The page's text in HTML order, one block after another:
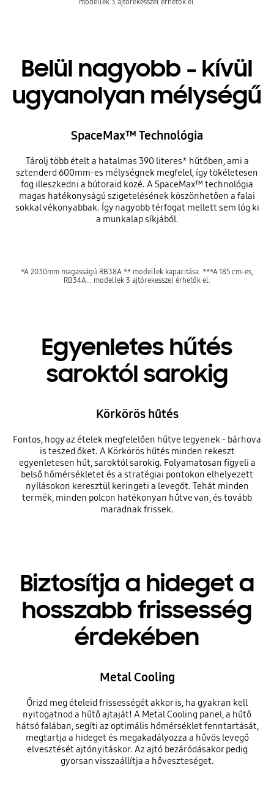
Belül nagyobb - kívül
ugyanolyan mélységű
SpaceMax™ Technológia
Tárolj több ételt a hatalmas 390 literes* hűtőben, ami a
sztenderd 600mm-es mélységnek megfelel, így tökéletesen
fog illeszkedni a bútoraid közé. A SpaceMax™ technológia
magas hatékonyságú szigetelésének köszönhetően a falai
sokkal vékonyabbak. Így nagyobb térfogat mellett sem lóg ki
a munkalap síkjából.
*A 2030mm magasságú RB38A ** modellek kapacitása. ***A 185 cm-es,
RB34A... modellek 3 ajtórekesszel érhetők el.
Egyenletes hűtés
saroktól sarokig
Körkörös hűtés
Fontos, hogy az ételek megfelelően hűtve legyenek - bárhova
is teszed őket. A Körkörös hűtés minden rekeszt
egyenletesen hűt, saroktól sarokig. Folyamatosan figyeli a
belső hőmérsékletet és a stratégiai pontokon elhelyezett
nyílásokon keresztül keringeti a levegőt. Tehát minden
termék, minden polcon hatékonyan hűtve van, és tovább
maradnak frissek.
Biztosítja a hideget a
hosszabb frissesség
érdekében
Metal Cooling
Őrizd meg ételeid frissességét akkor is, ha gyakran kell
nyitogatnod a hűtő ajtaját! A Metal Cooling panel, a hűtő
hátsó falában, segíti az optimális hőmérséklet fenntartását,
megtartja a hideget és megakadályozza a hűvös levegő
elvesztését ajtónyitáskor. Az ajtó bezáródásakor pedig
gyorsan visszaállítja a hőveszteséget.